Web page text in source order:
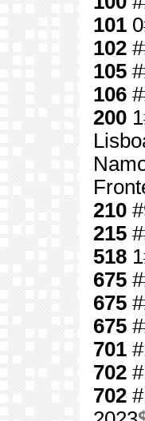
101
102
105
106
200
210
215
518
675
675
675
701
702
702